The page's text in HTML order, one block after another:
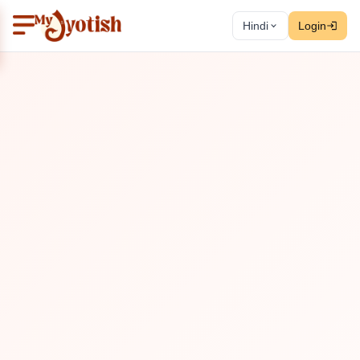
Hindi Login